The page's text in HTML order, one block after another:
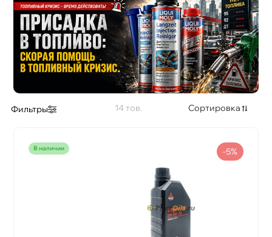
Применение
Стандарт API
Стандарт ACEA
Фильтры 14 Сортировка
наличии -5%